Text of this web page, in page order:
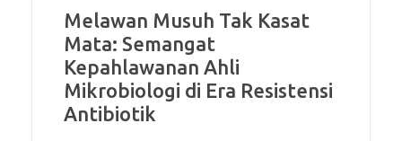
Melawan Musuh Tak Kasat
Mata: Semangat
Kepahlawanan Ahli
Mikrobiologi di Era Resistensi
Antibiotik